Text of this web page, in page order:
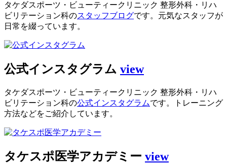
タケダスポーツ・ビューティークリニック 整形外科・リハ
ビリテーション科のスタッフブログです。元気なスタッフが
日常を綴っています。
公式インスタグラム view
タケダスポーツ・ビューティークリニック 整形外科・リハ
ビリテーション科の公式インスタグラムです。トレーニング
方法などをご紹介しています。
タケスポ医学アカデミー view